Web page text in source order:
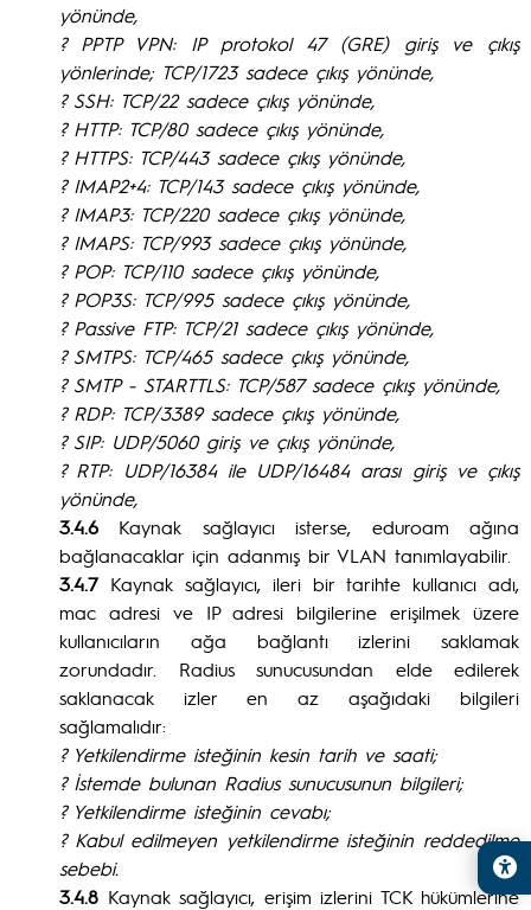
yönünde,
? PPTP VPN: IP protokol 47 (GRE) giriş ve çıkış
yönlerinde; TCP/1723 sadece çıkış yönünde,
? SSH: TCP/22 sadece çıkış yönünde,
? HTTP: TCP/80 sadece çıkış yönünde,
? HTTPS: TCP/443 sadece çıkış yönünde,
? IMAP2+4: TCP/143 sadece çıkış yönünde,
? IMAP3: TCP/220 sadece çıkış yönünde,
? IMAPS: TCP/993 sadece çıkış yönünde,
? POP: TCP/110 sadece çıkış yönünde,
? POP3S: TCP/995 sadece çıkış yönünde,
? Passive FTP: TCP/21 sadece çıkış yönünde,
? SMTPS: TCP/465 sadece çıkış yönünde,
? SMTP - STARTTLS: TCP/587 sadece çıkış yönünde,
? RDP: TCP/3389 sadece çıkış yönünde,
? SIP: UDP/5060 giriş ve çıkış yönünde,
? RTP: UDP/16384 ile UDP/16484 arası giriş ve çıkış
yönünde,
3.4.6 Kaynak sağlayıcı isterse, eduroam ağına
bağlanacaklar için adanmış bir VLAN tanımlayabilir.
3.4.7Kaynak sağlayıcı, ileri bir tarihte kullanıcı adı,
mac adresi ve IP adresi bilgilerine erişilmek üzere
kullanıcıların ağa bağlantı izlerini saklamak
zorundadır. Radius sunucusundan elde edilerek
saklanacak izler en az aşağıdaki bilgileri
sağlamalıdır:
? Yetkilendirme isteğinin kesin tarih ve saati;
? İstemde bulunan Radius sunucusunun bilgileri;
? Yetkilendirme isteğinin cevabı;
? Kabul edilmeyen yetkilendirme isteğinin reddedilme
sebebi.
3.4.8 Kaynak sağlayıcı, erişim izlerini TCK hükümlerine